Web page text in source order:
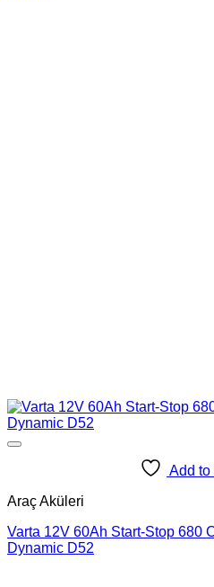
Add
Araç Aküleri
Varta 12V 60Ah Start-Stop 680
Dynamic D52